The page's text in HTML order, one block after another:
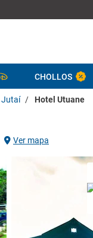
CHOLLOS
Jutaí / Hotel Utuane
Ver mapa